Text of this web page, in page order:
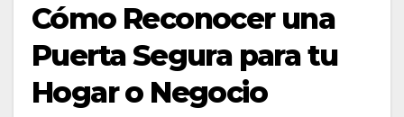
Cómo Reconocer una
Puerta Segura para tu
Hogar o Negocio